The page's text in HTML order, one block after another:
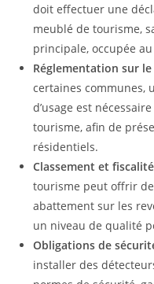
doit effectuer une
meublé de tourisme,
principale, occupée
Réglementation sur le
certaines communes,
d’usage est
tourisme, afin de
résidentiels.
Classement et fiscalité
tourisme peut offrir
abattement sur les
un niveau de qualité
Obligations de
installer des